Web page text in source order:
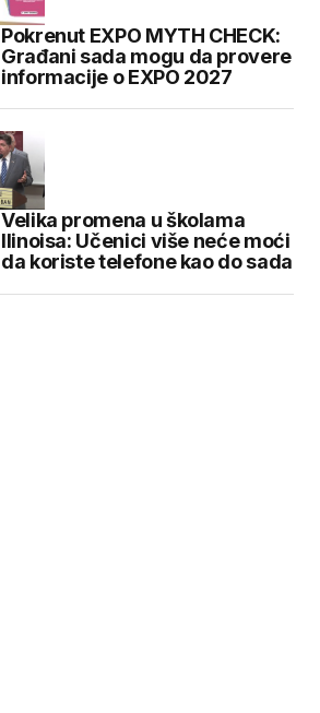
Pokrenut EXPO MYTH CHECK:
Građani sada mogu da provere
informacije o EXPO 2027
Velika promena u školama
Ilinoisa: Učenici više neće moći
da koriste telefone kao do sada